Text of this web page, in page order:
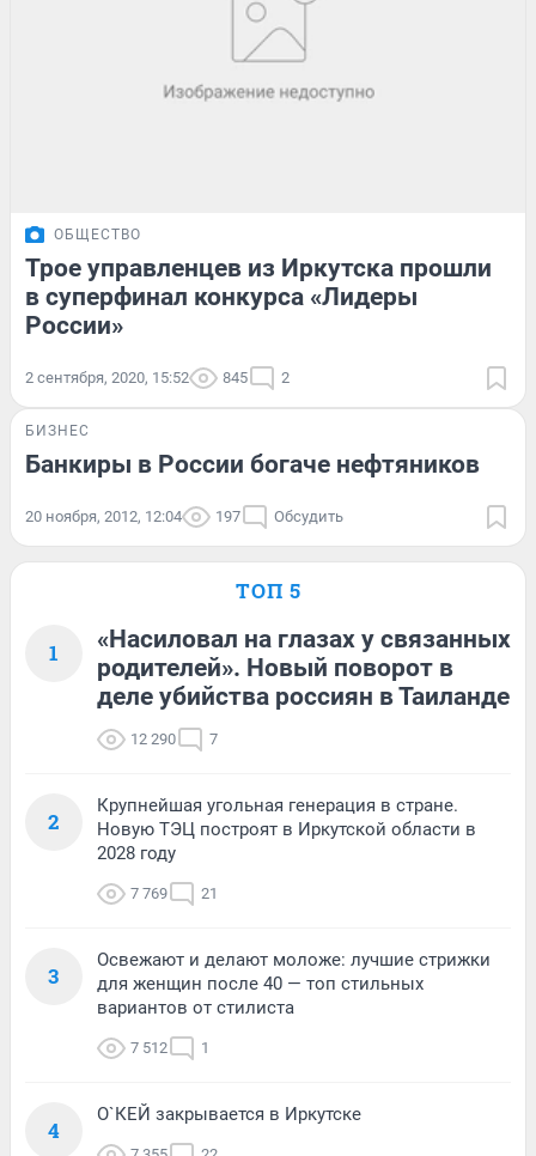
ОБЩЕСТВО
Трое управленцев из Иркутска прошли
в суперфинал конкурса «Лидеры
России»
2 сентября, 2020, 15:52 845 2
БИЗНЕС
Банкиры в России богаче нефтяников
20 ноября, 2012, 12:04 197 Обсудить
ТОП 5
1
«Насиловал на глазах у связанных
родителей». Новый поворот в
деле убийства россиян в Таиланде
12 290 7
2
Крупнейшая угольная генерация в стране.
Новую ТЭЦ построят в Иркутской области в
2028 году
7 769 21
3
Освежают и делают моложе: лучшие стрижки
для женщин после 40 — топ стильных
вариантов от стилиста
7 512 1
4
О`КЕЙ закрывается в Иркутске